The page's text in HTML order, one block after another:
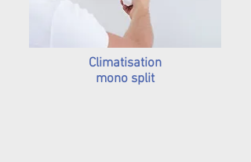
Climatisation
mono split